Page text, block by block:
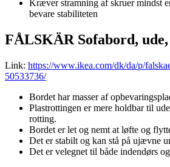
Kræver stramning af skruer mindst
bevare stabiliteten
FÅLSKÄR Sofabord,
Link: https://www.ikea.com/dk/da/p/
50533736/
Bordet har masser af
Plastrottingen er mere holdbar til
rotting.
Bordet er let og nemt at løfte og
Det er stabilt og kan stå på ujævne
Det er velegnet til både indendørs